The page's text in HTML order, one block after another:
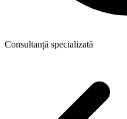
Consultanță specializată